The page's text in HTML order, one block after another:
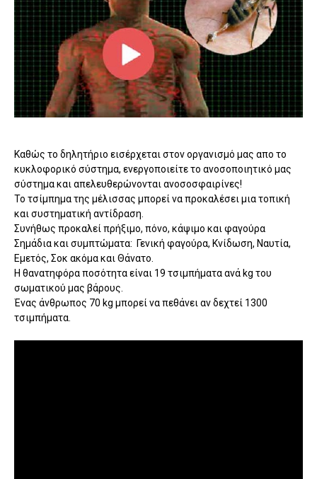
Καθώς το δηλητήριο εισέρχεται στον οργανισμό μας απο το
κυκλοφορικό σύστημα, ενεργοποιείτε το ανοσοποιητικό μας
σύστημα και απελευθερώνονται ανοσοσφαιρίνες!
Το τσίμπημα της μέλισσας μπορεί να προκαλέσει μια τοπική
και συστηματική αντίδραση.
Συνήθως προκαλεί πρήξιμο, πόνο, κάψιμο και φαγούρα
Σημάδια και συμπτώματα: Γενική φαγούρα, Κνίδωση, Ναυτία,
Εμετός, Σοκ ακόμα και Θάνατο.
Η θανατηφόρα ποσότητα είναι 19 τσιμπήματα ανά kg του
σωματικού μας βάρους.
Ένας άνθρωπος 70 kg μπορεί να πεθάνει αν δεχτεί 1300
τσιμπήματα.